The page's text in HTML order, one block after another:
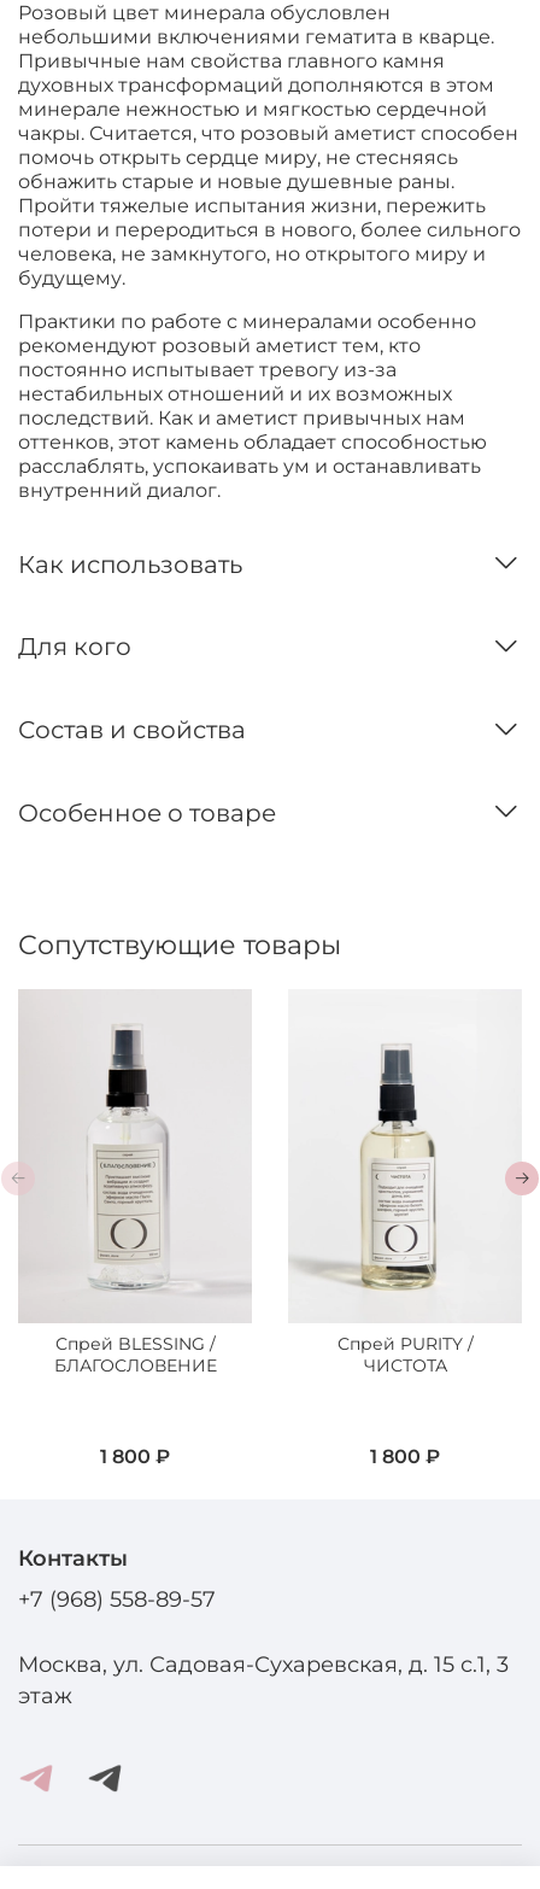
Розовый цвет минерала обусловлен
небольшими включениями гематита в кварце.
Привычные нам свойства главного камня
духовных трансформаций дополняются в этом
минерале нежностью и мягкостью сердечной
чакры. Считается, что розовый аметист способен
помочь открыть сердце миру, не стесняясь
обнажить старые и новые душевные раны.
Пройти тяжелые испытания жизни, пережить
потери и переродиться в нового, более сильного
человека, не замкнутого, но открытого миру и
будущему.
Практики по работе с минералами особенно
рекомендуют розовый аметист тем, кто
постоянно испытывает тревогу из-за
нестабильных отношений и их возможных
последствий. Как и аметист привычных нам
оттенков, этот камень обладает способностью
расслаблять, успокаивать ум и останавливать
внутренний диалог.
Как использовать
Для кого
Состав и свойства
Особенное о товаре
Сопутствующие товары
Спрей BLESSING /
БЛАГОСЛОВЕНИЕ
1 800 ₽
Спрей PURITY /
ЧИСТОТА
1 800 ₽
Контакты
+7 (968) 558-89-57
Москва, ул. Садовая-Сухаревская, д. 15 с.1, 3
этаж